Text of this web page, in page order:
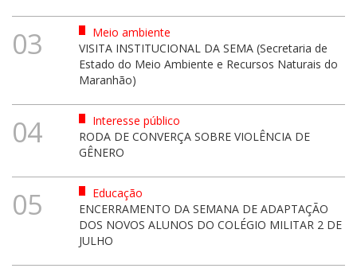
03
Meio ambiente
VISITA INSTITUCIONAL DA SEMA (Secretaria de
Estado do Meio Ambiente e Recursos Naturais do
Maranhão)
04
Interesse público
RODA DE CONVERÇA SOBRE VIOLÊNCIA DE
GÊNERO
05
Educação
ENCERRAMENTO DA SEMANA DE ADAPTAÇÃO
DOS NOVOS ALUNOS DO COLÉGIO MILITAR 2 DE
JULHO